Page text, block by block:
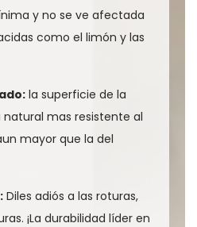
y no se ve afectada
como el limón y las
la superficie de la
mas resistente al
mayor que la del
Diles adiós a las roturas,
¡La durabilidad líder en